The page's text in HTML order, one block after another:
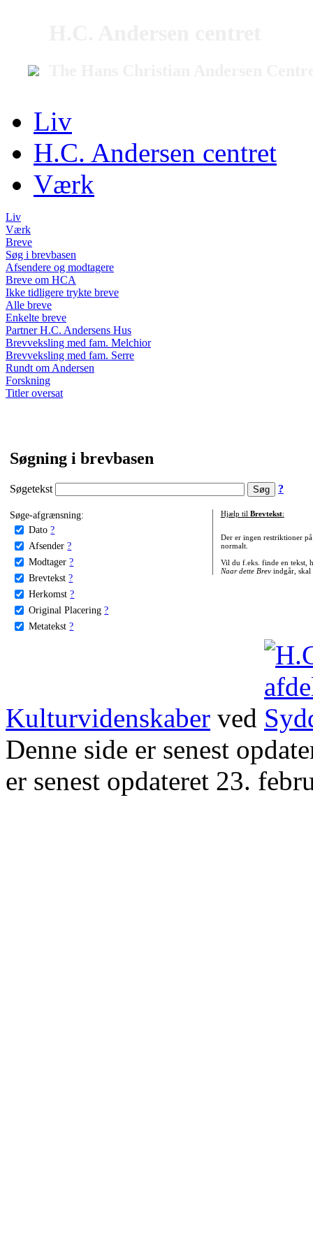
Liv
H.C. Andersen centret
Værk
Liv
Værk
Breve
Søg i brevbasen
Afsendere og modtagere
Breve om HCA
Ikke tidligere trykte breve
Alle breve
Enkelte breve
Partner H.C. Andersens Hus
Brevveksling med fam. Melchior
Brevveksling med fam. Serre
Rundt om Andersen
Forskning
Titler oversat
Søgning i brevbasen
Søgetekst ?
Søge-afgrænsning:
Dato ?
Afsender ?
Modtager ?
Brevtekst ?
Herkomst ?
Original Placering ?
Metatekst ?
Hjælp til Brevtekst:
Der er ingen restriktioner
normalt.
Vil du f.eks. finde en tekst,
Naar dette Brevindgår, skal
Kulturvidenskaber ved
Denne side er senest
er senest opdateret 23.